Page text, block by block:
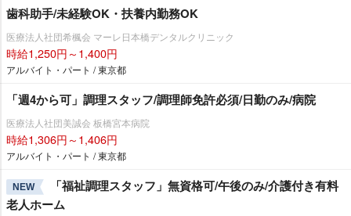
歯科助手/未経験OK・扶養内勤務OK
医療法人社団希楓会 マーレ日本橋デンタルクリニック
時給1,250円～1,400円
アルバイト・パート / 東京都
「週4から可」調理スタッフ/調理師免許必須/日勤のみ/病院
医療法人社団美誠会 板橋宮本病院
時給1,306円～1,406円
アルバイト・パート / 東京都
NEW
「福祉調理スタッフ」無資格可/午後のみ/介護付き有料
老人ホーム